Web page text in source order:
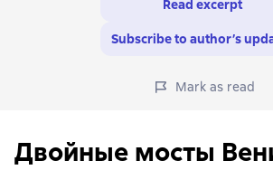
Read excerpt
Subscribe to author’s
Mark as read
Двойные мосты